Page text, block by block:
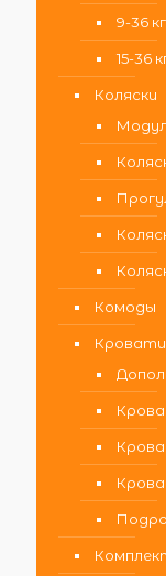
9-36 кг
15-36
Коляски
Комоды
Кровати